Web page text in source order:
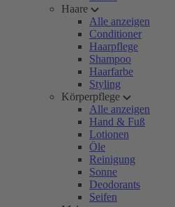
Haare
Alle anzeigen
Conditioner
Haarpflege
Shampoo
Haarfarbe
Styling
Körperpflege
Alle anzeigen
Hand & Fuß
Lotionen
Öle
Reinigung
Sonne
Deodorants
Seifen